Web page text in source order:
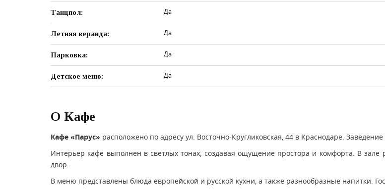
Танцпол: Да
Летняя веранда: Да
Парковка: Да
Детское меню: Да
О Кафе
Кафе «Парус» расположено по адресу ул. Восточно-Кругликовская, 44 в Краснодаре.
Интерьер кафе выполнен в светлых тонах, создавая ощущение простора и комфорта. В
двор.
В меню представлены блюда европейской и русской кухни, а также разнообразные напитки.